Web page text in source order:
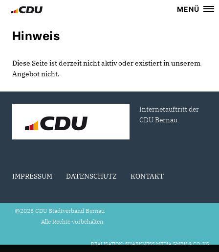
MENÜ
Hinweis
Diese Seite ist derzeit nicht aktiv oder existiert in unserem
Angebot nicht.
Internetauftritt der
CDU Bernau
IMPRESSUM DATENSCHUTZ KONTAKT
@2026 CDU Stadtverband Bernau
Alle Rechte vorbehalten.
REALISATION: SHARKNESS MEDIA GMBH & CO. KG